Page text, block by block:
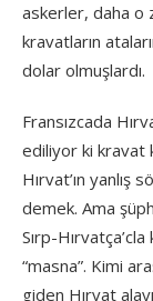
askerler, daha o
kravatların
dolar olmuşlardı.
Fransızcada
ediliyor ki kravat
Hırvat’ın yanlış
demek. Ama
Sırp-
“masna”. Kimi
giden Hırvat